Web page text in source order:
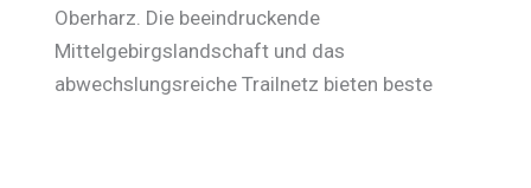
Oberharz. Die beeindruckende
Mittelgebirgslandschaft und das
abwechslungsreiche Trailnetz bieten beste